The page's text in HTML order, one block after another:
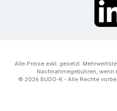
LinkedIn
Alle Preise exkl. gesetzl.
Nachnahmegebühren, wenn
© 2026 BUDO-K - Alle Rechte